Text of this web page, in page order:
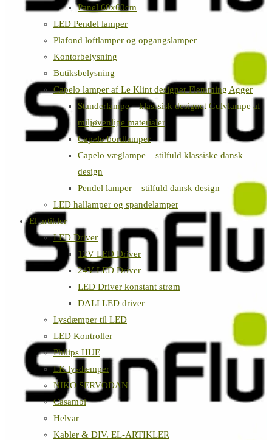
Panel 60x60cm
LED Pendel lamper
Plafond loftlamper og opgangslamper
Kontorbelysning
Butiksbelysning
Capelo lamper af Le Klint designer Flemming Agger
Standerlampe – klasssisk designet Gulvlampe af
miljøvenlige materialer
Capelo bordlamper
Capelo væglampe – stilfuld klassiske dansk
design
Pendel lamper – stilfuld dansk design
LED hallamper og spandelamper
El-artikler
LED Driver
12V LED Driver
24V LED Driver
LED Driver konstant strøm
DALI LED driver
Lysdæmper til LED
LED Kontroller
Philips HUE
LK lysdæmper
NIKO SERVODAN
Casambi
Helvar
Kabler & DIV. EL-ARTIKLER